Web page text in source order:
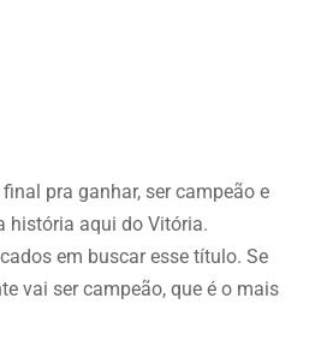
pra ganhar, ser campeão e
história aqui do Vitória.
em buscar esse título. Se
vai ser campeão, que é o mais